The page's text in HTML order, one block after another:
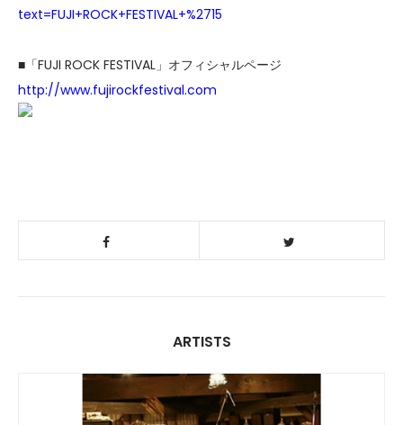
text=FUJI+ROCK+FESTIVAL+%2715
■「FUJI ROCK FESTIVAL」オフィシャルページ
http://www.fujirockfestival.com
ARTISTS